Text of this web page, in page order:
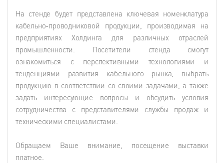
На стенде будет представлена ключевая номенклатура
кабельно-проводниковой продукции, производимая на
предприятиях Холдинга для различных отраслей
промышленности. Посетители стенда смогут
ознакомиться с перспективными технологиями и
тенденциями развития кабельного рынка, выбрать
продукцию в соответствии со своими задачами, а также
задать интересующие вопросы и обсудить условия
сотрудничества с представителями службы продаж и
техническими специалистами.
Обращаем Ваше внимание, посещение выставки
платное.